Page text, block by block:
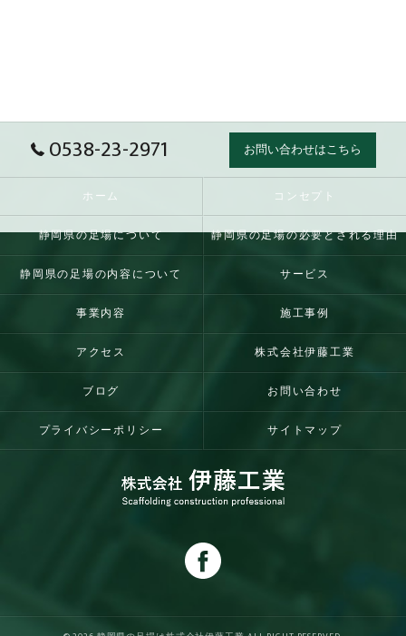
0538-23-2971 お問い合わせはこちら
ホーム コンセプト
静岡県の足場について 静岡県の足場の必要とされる理由
静岡県の足場の内容について サービス
事業内容 施工事例
アクセス 株式会社伊藤工業
ブログ お問い合わせ
プライバシーポリシー サイトマップ